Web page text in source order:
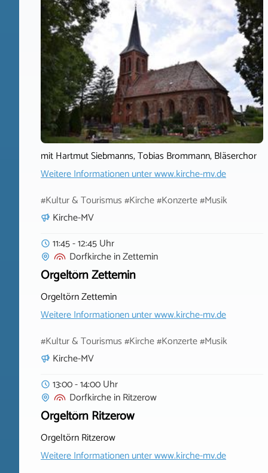
mit Hartmut Siebmanns, Tobias Brommann, Bläserchor
Weitere Informationen unterwww.kirche-mv.de
#Kultur & Tourismus #Kirche #Konzerte #Musik
Kirche-MV
11:45 - 12:45 Uhr
DorfkircheinZettemin
Orgeltörn Zettemin
Orgeltörn Zettemin
Weitere Informationen unterwww.kirche-mv.de
#Kultur & Tourismus #Kirche #Konzerte #Musik
Kirche-MV
13:00 - 14:00 Uhr
DorfkircheinRitzerow
Orgeltörn Ritzerow
Orgeltörn Ritzerow
Weitere Informationen unterwww.kirche-mv.de